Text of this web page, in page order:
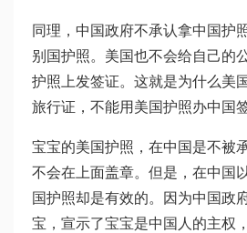
同理，中国政府不承认拿中国护
别国护照。美国也不会给自己的
护照上发签证。这就是为什么美
旅行证，不能用美国护照办中国
宝宝的美国护照，在中国是不被
不会在上面盖章。但是，在中国
国护照却是有效的。因为中国政
宝，宣示了宝宝是中国人的主权